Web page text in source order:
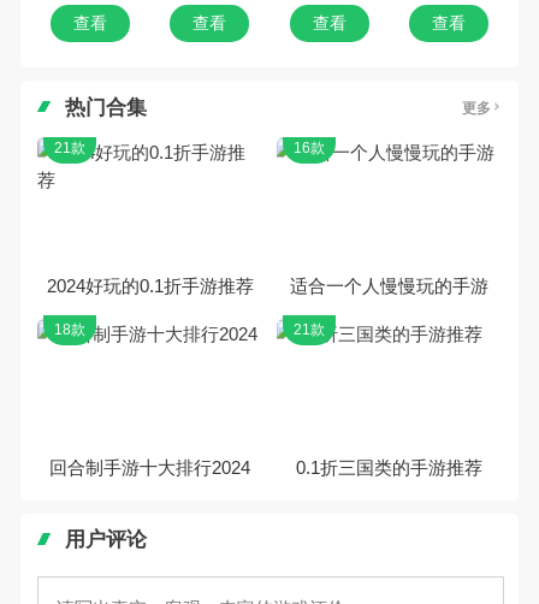
查看 查看 查看 查看
热门合集 更多
2024好玩的0.1折手游推荐
21款
适合一个人慢慢玩的手游
16款
回合制手游十大排行2024
18款
0.1折三国类的手游推荐
21款
用户评论